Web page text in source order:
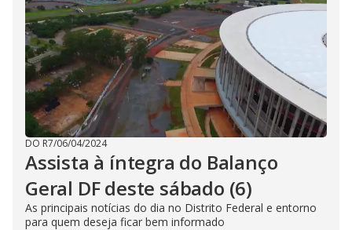
DO R7/06/04/2024
Assista à íntegra do Balanço
Geral DF deste sábado (6)
As principais notícias do dia no Distrito Federal e entorno
para quem deseja ficar bem informado